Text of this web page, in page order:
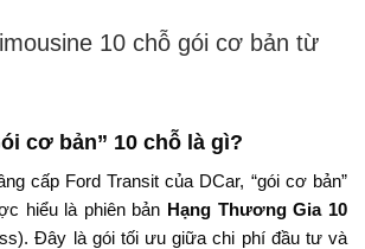
10 chỗ gói cơ bản từ
cơ bản” 10 chỗ là gì?
cấp Ford Transit của DCar, “gói cơ bản”
hiểu là phiên bản Hạng Thương Gia 10
Đây là gói tối ưu giữa chi phí đầu tư và